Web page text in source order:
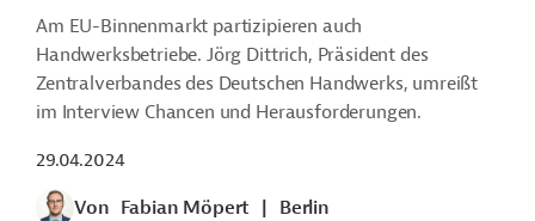
Am EU-Binnenmarkt partizipieren auch
Handwerksbetriebe. Jörg Dittrich, Präsident des
Zentralverbandes des Deutschen Handwerks, umreißt
im Interview Chancen und Herausforderungen.
29.04.2024
Von Fabian Möpert Berlin